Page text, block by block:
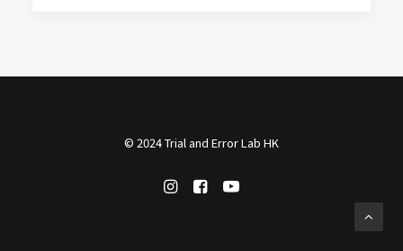
© 2024 Trial and Error Lab HK